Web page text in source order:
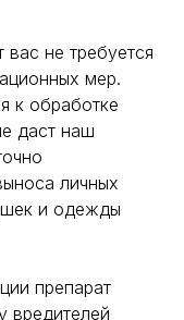
не требуется
мер.
к обработке
даст наш
личных
и одежды
препарат
вредителей